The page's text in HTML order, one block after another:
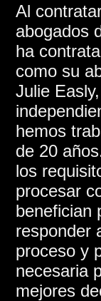
Al
abogados
ha
como su
Julie
hemos
de 20
los
procesar
benefician
responder
proceso y
necesaria
mejores